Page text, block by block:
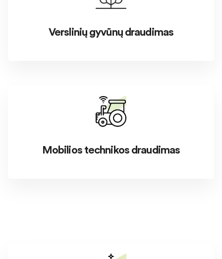
Verslinių gyvūnų draudimas
Mobilios technikos draudimas